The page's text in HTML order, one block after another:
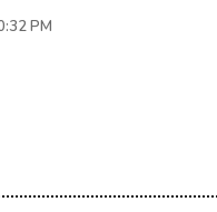
PM